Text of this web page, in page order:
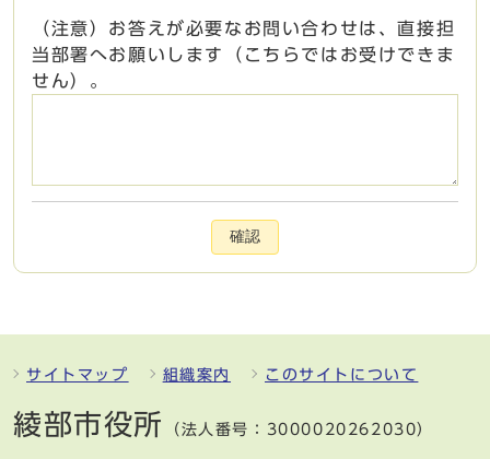
（注意）お答えが必要なお問い合わせは、直接担
当部署へお願いします（こちらではお受けできま
せん）。
確認
サイトマップ 組織案内 このサイトについて
綾部市役所 （法人番号：3000020262030）